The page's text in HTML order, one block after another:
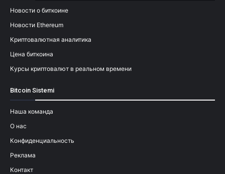
Новости о биткоине
Новости Ethereum
Криптовалютная аналитика
Цена биткоина
Курсы криптовалют в реальном времени
Bitcoin Sistemi
Наша команда
О нас
Конфиденциальность
Реклама
Контакт